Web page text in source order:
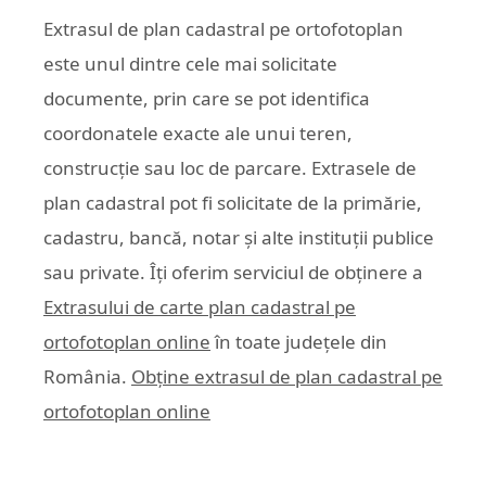
Extrasul de plan cadastral pe ortofotoplan
este unul dintre cele mai solicitate
documente, prin care se pot identifica
coordonatele exacte ale unui teren,
construcție sau loc de parcare. Extrasele de
plan cadastral pot fi solicitate de la primărie,
cadastru, bancă, notar și alte instituții publice
sau private. Îți oferim serviciul de obținere a
Extrasului de carte plan cadastral pe
ortofotoplan online în toate județele din
România. Obține extrasul de plan cadastral pe
ortofotoplan online